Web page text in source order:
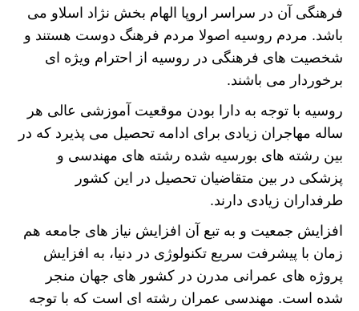
فرهنگی آن در سراسر اروپا الهام بخش نژاد اسلاو می
باشد. مردم روسیه اصولا مردم فرهنگ دوست هستند و
شخصیت های فرهنگی در روسیه از احترام ویژه ای
برخوردار می باشند.
روسیه با توجه به دارا بودن موقعیت آموزشی عالی هر
ساله مهاجران زیادی برای ادامه تحصیل می پذیرد که در
بین رشته های بورسیه شده رشته های مهندسی و
پزشکی در بین متقاضیان تحصیل در این کشور
طرفداران زیادی دارند.
افزایش جمعیت و به تبع آن افزایش نیاز های جامعه هم
زمان با پیشرفت سریع تکنولوژی در دنیا، به افزایش
پروژه های عمرانی مدرن در کشور های جهان منجر
شده است. مهندسی عمران رشته ای است که با توجه